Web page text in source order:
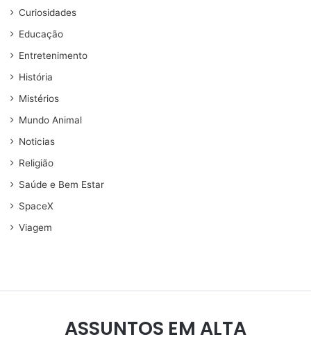
Curiosidades
Educação
Entretenimento
História
Mistérios
Mundo Animal
Noticias
Religião
Saúde e Bem Estar
SpaceX
Viagem
ASSUNTOS EM ALTA